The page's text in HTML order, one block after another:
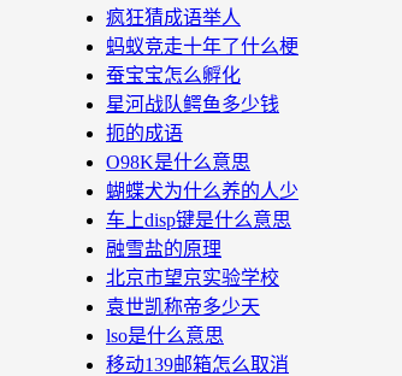
疯狂猜成语举人
蚂蚁竞走十年了什么梗
蚕宝宝怎么孵化
星河战队鳄鱼多少钱
扼的成语
O98K是什么意思
蝴蝶犬为什么养的人少
车上disp键是什么意思
融雪盐的原理
北京市望京实验学校
袁世凯称帝多少天
lso是什么意思
移动139邮箱怎么取消